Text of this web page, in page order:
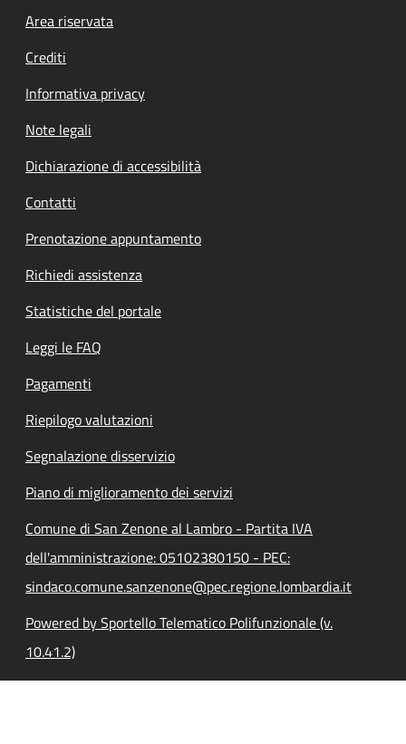
Footer menu
Area riservata
Crediti
Informativa privacy
Note legali
Dichiarazione di accessibilità
Contatti
Prenotazione appuntamento
Richiedi assistenza
Statistiche del portale
Leggi le FAQ
Pagamenti
Riepilogo valutazioni
Segnalazione disservizio
Piano di miglioramento dei servizi
Comune di San Zenone al Lambro - Partita IVA
dell'amministrazione: 05102380150 - PEC:
sindaco.comune.sanzenone@pec.regione.lombardia.it
Powered by Sportello Telematico Polifunzionale (v.
10.41.2)